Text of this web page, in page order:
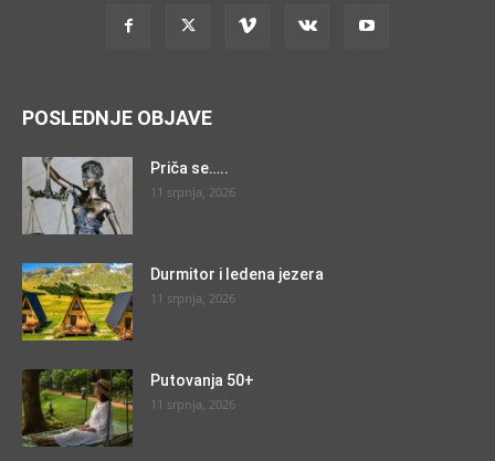
POSLEDNJE OBJAVE
Priča se…..
11 srpnja, 2026
Durmitor i ledena jezera
11 srpnja, 2026
Putovanja 50+
11 srpnja, 2026